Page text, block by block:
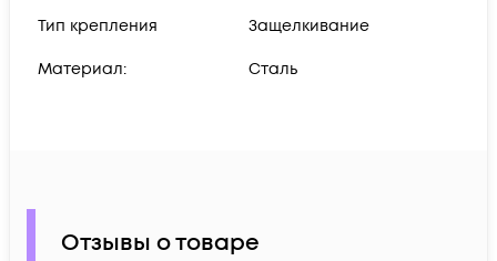
Тип крепления Защелкивание
Материал: Сталь
Отзывы о товаре